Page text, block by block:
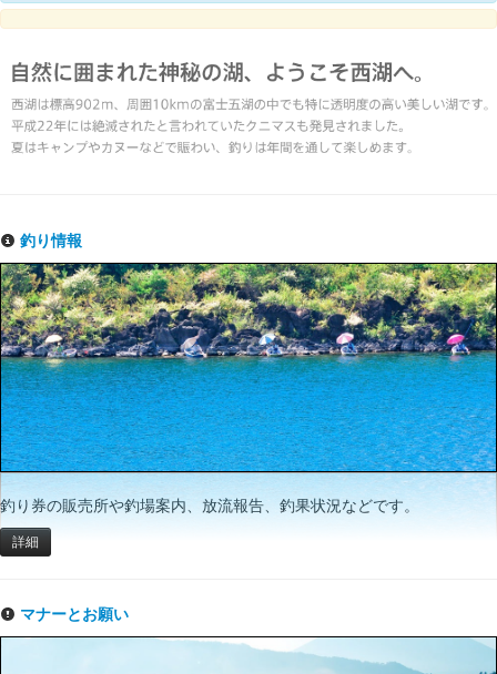
釣り情報
釣り券の販売所や釣場案内、放流報告、釣果状況などです。
詳細
マナーとお願い